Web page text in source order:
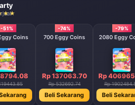
-51%
Eggy Coins
-74%
700 Eggy Coins
Rp 137063.70
Rp 532692.74
Beli Sekarang
-79%
2080 Eggy
Rp
Rp
Beli